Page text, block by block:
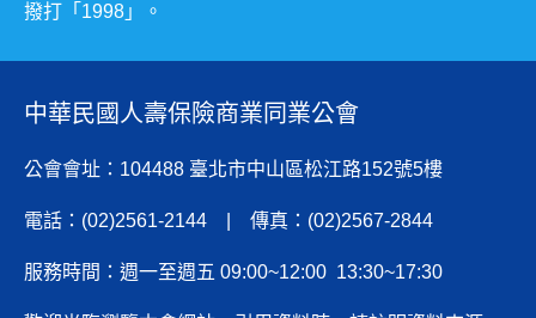
撥打「1998」。
中華民國人壽保險商業同業公會
公會會址：104488 臺北市中山區松江路152號5樓
電話：(02)2561-2144 | 傳真：(02)2567-2844
服務時間：週一至週五 09:00~12:00 13:30~17:30